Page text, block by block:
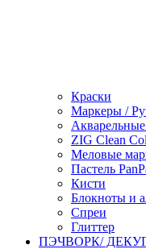
Краски
Маркеры /
ZIG Clean
Меловые
Пастель
Кисти
Блокноты и
Спреи
Глиттер
ПЭЧВОРК/